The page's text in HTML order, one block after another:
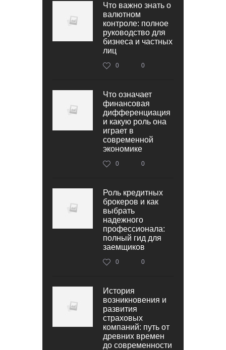
Что важно знать о
валютном
контроле: полное
руководство для
бизнеса и частных
лиц
0 0
Что означает
финансовая
дифференциация
и какую роль она
играет в
современной
экономике
0 0
Роль кредитных
брокеров и как
выбрать
надежного
профессионала:
полный гид для
заемщиков
0 0
История
возникновения и
развития
страховых
компаний: путь от
древних времен
до современности